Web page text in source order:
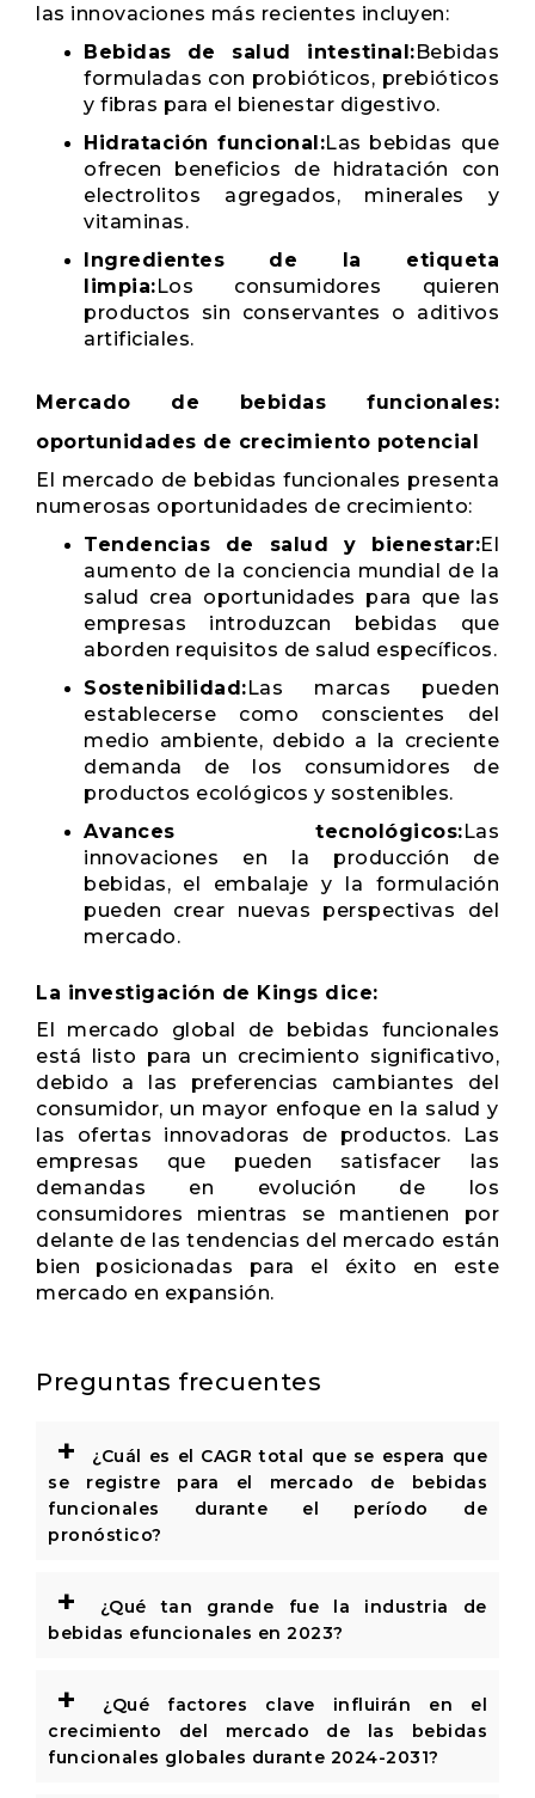
las innovaciones más recientes incluyen:
Bebidas de salud intestinal:Bebidas
formuladas con probióticos, prebióticos
y fibras para el bienestar digestivo.
Hidratación funcional:Las bebidas que
ofrecen beneficios de hidratación con
electrolitos agregados, minerales y
vitaminas.
Ingredientes de la etiqueta
limpia:Los consumidores quieren
productos sin conservantes o aditivos
artificiales.
Mercado de bebidas funcionales:
oportunidades de crecimiento potencial
El mercado de bebidas funcionales presenta
numerosas oportunidades de crecimiento:
Tendencias de salud y bienestar:El
aumento de la conciencia mundial de la
salud crea oportunidades para que las
empresas introduzcan bebidas que
aborden requisitos de salud específicos.
Sostenibilidad:Las marcas pueden
establecerse como conscientes del
medio ambiente, debido a la creciente
demanda de los consumidores de
productos ecológicos y sostenibles.
Avances tecnológicos:Las
innovaciones en la producción de
bebidas, el embalaje y la formulación
pueden crear nuevas perspectivas del
mercado.
La investigación de Kings dice:
El mercado global de bebidas funcionales
está listo para un crecimiento significativo,
debido a las preferencias cambiantes del
consumidor, un mayor enfoque en la salud y
las ofertas innovadoras de productos. Las
empresas que pueden satisfacer las
demandas en evolución de los
consumidores mientras se mantienen por
delante de las tendencias del mercado están
bien posicionadas para el éxito en este
mercado en expansión.
Preguntas frecuentes
+
¿Cuál es el CAGR total que se espera que
se registre para el mercado de bebidas
funcionales durante el período de
pronóstico?
+
¿Qué tan grande fue la industria de
bebidas efuncionales en 2023?
+
¿Qué factores clave influirán en el
crecimiento del mercado de las bebidas
funcionales globales durante 2024-2031?